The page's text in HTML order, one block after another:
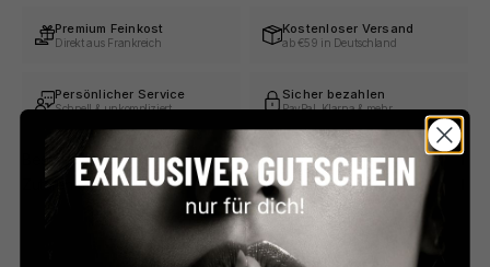
Premium Feinkost
Direkt aus Frankreich
Kostenloser Versand
ab €59 in Deutschland
Persönlicher Service
Schnell & unkompliziert
Sicher bezahlen
PayPal, Klarna & mehr
Beschreibung
Zutaten & Nährwerte